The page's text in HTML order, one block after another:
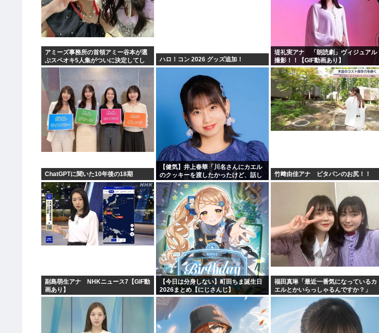
アミーズ事務所の首領アミー谷本が選
ぶスペオキ5人集がついに決定してし
まう
ハロ！コン 2026 グッズ追加！
堤礼実アナ 「朗読劇」ヴィジュアル
撮影！！【GIF動画あり】
ChatGPTに聞いた10年後の18期
【健気】井上春華「川名さんにカエル
のクッキーを渡したかったけど、話し
かけられず結局自分で食べた」
竹﨑由佳アナ ピタパンのお尻！！
副島萌生アナ NHKニュース7【GIF動
画あり】
【今日は分身しない】町田ちま誕生日
2026まとめ【にじさんじ】
福田真琳「最近一番気になっているカ
エルとかいらっしゃるんですか？」
川名凜「それがいるんですよ」